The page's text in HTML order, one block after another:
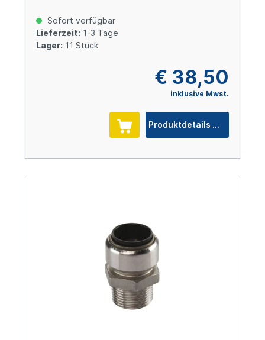
Sofort verfügbar
Lieferzeit: 1-3 Tage
Lager: 11 Stück
€ 38,50
inklusive Mwst.
Produktdetails